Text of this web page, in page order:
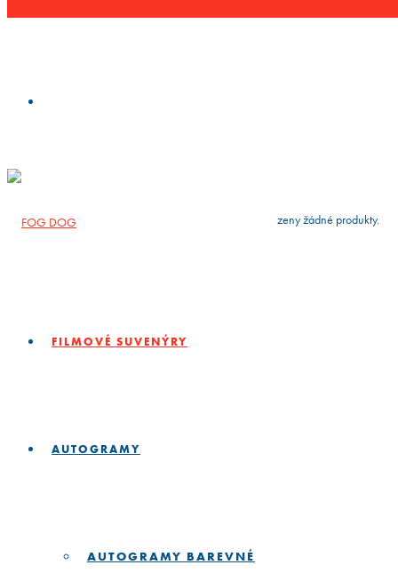
FILMOVÉ SUVENÝRY
AUTOGRAMY
AUTOGRAMY BAREVNÉ
pressEnterto search Nebyly nalezeny žádné produkty.